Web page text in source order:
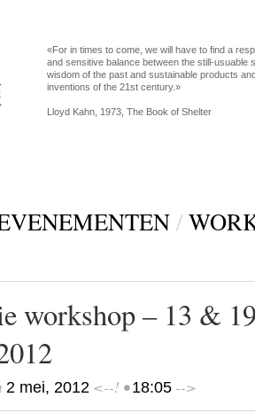
«For in times to come, we will have to find a
and sensitive balance between the still-usuable
wisdom of the past and sustainable products
inventions of the 21st century.»
Lloyd Kahn, 1973, The Book of Shelter
/
workshop – 13 &
2 mei, 2012<--! •18:05-->